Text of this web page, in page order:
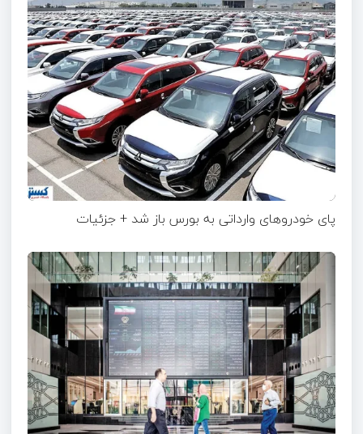
پای خودروهای وارداتی به بورس باز شد + جزئیات